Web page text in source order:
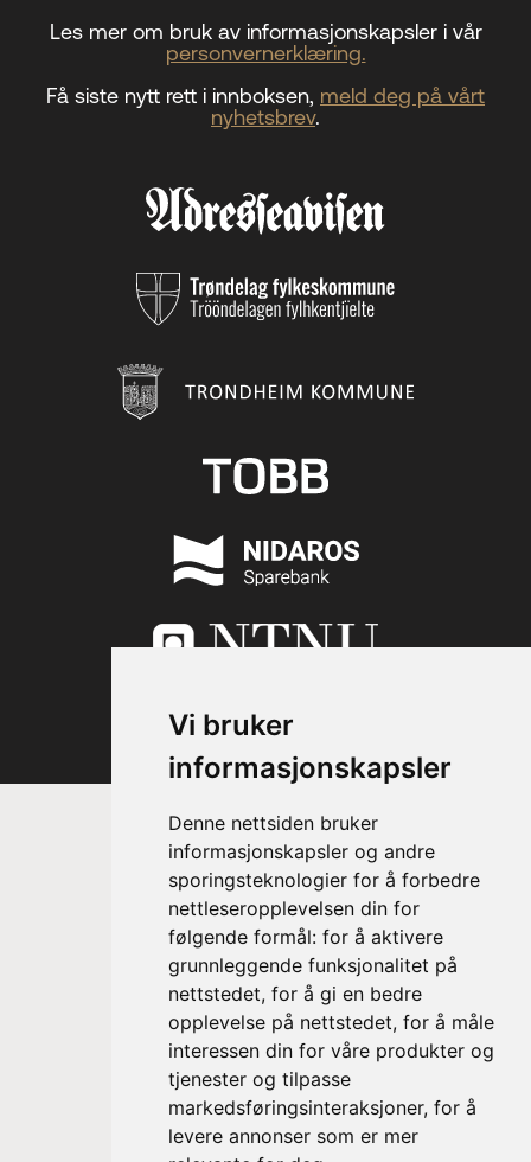
Vi bruker
informasjonskapsler
Denne nettsiden bruker
informasjonskapsler og andre
sporingsteknologier for å forbedre
nettleseropplevelsen din for
følgende formål: for å aktivere
grunnleggende funksjonalitet på
nettstedet, for å gi en bedre
opplevelse på nettstedet, for å måle
interessen din for våre produkter og
tjenester og tilpasse
markedsføringsinteraksjoner, for å
levere annonser som er mer
Les mer om bruk av informasjonskapsler i vår
personvernerklæring.
Få siste nytt rett i innboksen, meld deg på vårt
nyhetsbrev.
Prinsesse Astrid, fru Ferner
Trondheim Symfoniorkester & Opera
sin høye beskytter